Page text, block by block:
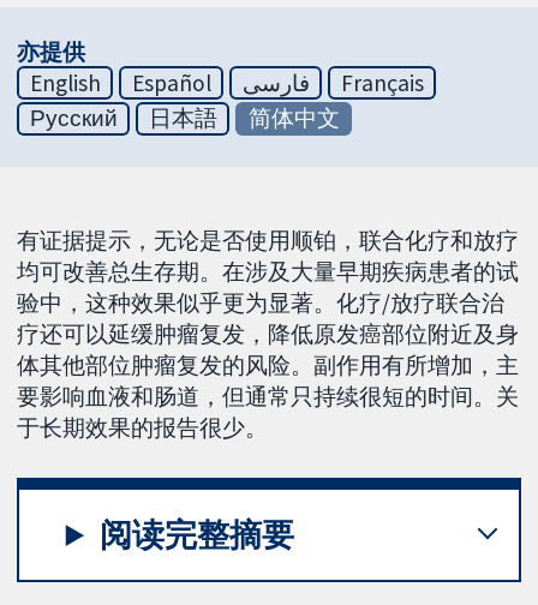
亦提供
English
Español فارسی
Français
Русский
日本語 简体中文
有证据提示，无论是否使用顺铂，联合化疗和放疗
均可改善总生存期。在涉及大量早期疾病患者的试
验中，这种效果似乎更为显著。化疗/放疗联合治
疗还可以延缓肿瘤复发，降低原发癌部位附近及身
体其他部位肿瘤复发的风险。副作用有所增加，主
要影响血液和肠道，但通常只持续很短的时间。关
于长期效果的报告很少。
阅读完整摘要